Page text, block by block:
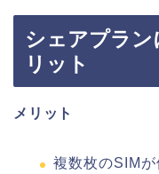
シェアプラ
リット
メリット
複数枚のSIMが